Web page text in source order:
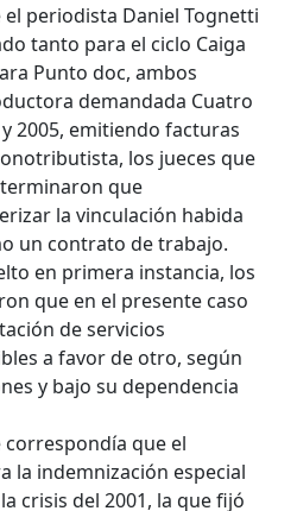
periodista Daniel Tognetti
tanto para el ciclo Caiga
Punto doc, ambos
demandada Cuatro
2005, emitiendo facturas
los jueces que
que
la vinculación habida
un contrato de trabajo.
en primera instancia, los
que en el presente caso
de servicios
a favor de otro, según
y bajo su dependencia
que el
la indemnización especial
crisis del 2001, la que fijó